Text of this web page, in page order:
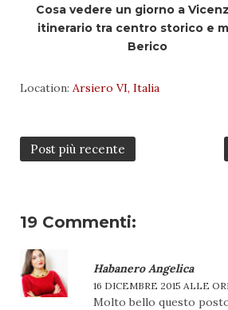
Cosa vedere un giorno a
itinerario tra centro storico e
Berico
Location: Arsiero VI, Italia
Post più recente
19 Commenti:
Habanero Angelica
16 DICEMBRE 2015 ALLE
Molto bello questo